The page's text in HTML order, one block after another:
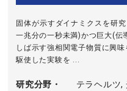
固体が示すダイナミクスを研
一兆分の一秒未満)かつ巨大(
しば示す強相関電子物質に興
駆使した実験を ...
研究分野・
テラヘルツ,